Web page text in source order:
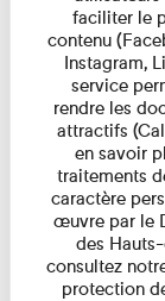
faciliter le
contenu
Instagram,
service
rendre les
attractifs
en savoir
traitements
caractère
œuvre par le
des
consultez
protection